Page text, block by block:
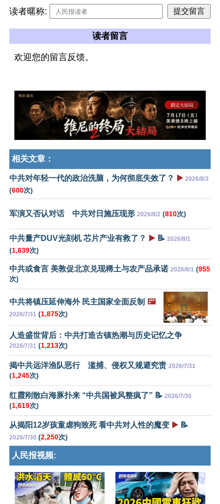
读者暱称:
读者留言
欢迎您的留言反馈。
相关文章：
中共对年轻一代的政治洗脑，为何彻底失效了？ ▶️ 2026/8/3
(600次)
军演又否认对话 中共对日施压现形 2026/8/2 (810次)
中共量产DUV光刻机 芯片产业有救了？ ▶️ 📝 2026/8/1
(1,639次)
中共或食言 美敦促北京兑现稀土与农产品承诺 2026/8/1 (955
次)
中共将镇压延伸海外 民主国家全面反制 🖼️
2026/7/31 (1,875次)
人造盛世背后：中共打造古镇热潮与历史记忆之争
2026/7/31 (1,213次)
揭中共远洋渔队恶行 滥捕、侵权又规避究责 2026/7/31
(1,245次)
红霞刚散白海豚扑来 “中共国被风整疯了” 📝 2026/7/30
(1,619次)
从揭阳12岁孩童虐狗致死 看中共对人性的魔变 ▶️ 📝
2026/7/30 (2,250次)
人民报视频: